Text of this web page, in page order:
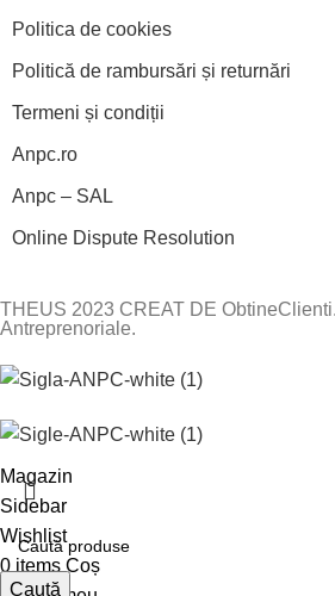
Politica de cookies
Politică de rambursări și returnări
Termeni și condiții
Anpc.ro
Anpc – SAL
Online Dispute Resolution
THEUS 2023 CREAT DE
Antreprenoriale.
Caută
Magazin
Sidebar
Wishlist
0 items Coș